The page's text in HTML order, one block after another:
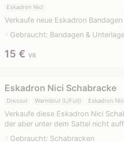
Eskadron Nici
Verkaufe neue Eskadron
navigate_nextGebraucht: Bandagen &
15 € VB
Eskadron Nici Schabracke
Dressur Warmblut (L/Full) Eskadron Nici
Verkaufe diese Eskadron Nici
der aber unter dem Sattel nicht
navigate_nextGebraucht: Schabracken